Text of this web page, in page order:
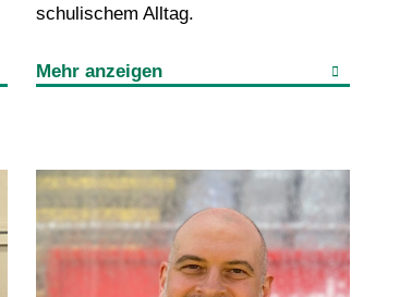
schulischem Alltag.
Mehr anzeigen